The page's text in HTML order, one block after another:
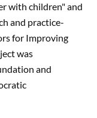
with children" and
and practice-
for Improving
was
and